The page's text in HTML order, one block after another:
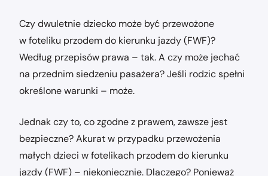
Czy dwuletnie dziecko może być przewożone
w foteliku przodem do kierunku jazdy (FWF)?
Według przepisów prawa – tak. A czy może jechać
na przednim siedzeniu pasażera? Jeśli rodzic spełni
określone warunki – może.
Jednak czy to, co zgodne z prawem, zawsze jest
bezpieczne? Akurat w przypadku przewożenia
małych dzieci w fotelikach przodem do kierunku
jazdy (FWF) – niekoniecznie. Dlaczego? Ponieważ